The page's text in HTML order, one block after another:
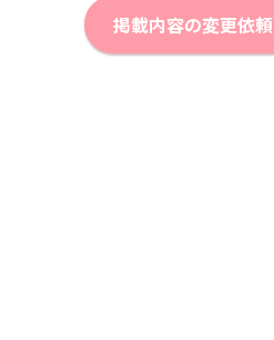
掲載内容の変更依頼